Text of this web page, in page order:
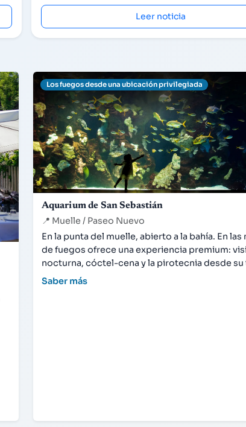
Leer noticia
Los fuegos desde una ubicación privilegiada
Aquarium de San Sebastián
📍 Muelle / Paseo Nuevo
En la punta del muelle, abierto a la bahía. En las
de fuegos ofrece una experiencia premium:
nocturna, cóctel-cena y la pirotecnia desde su
Saber más